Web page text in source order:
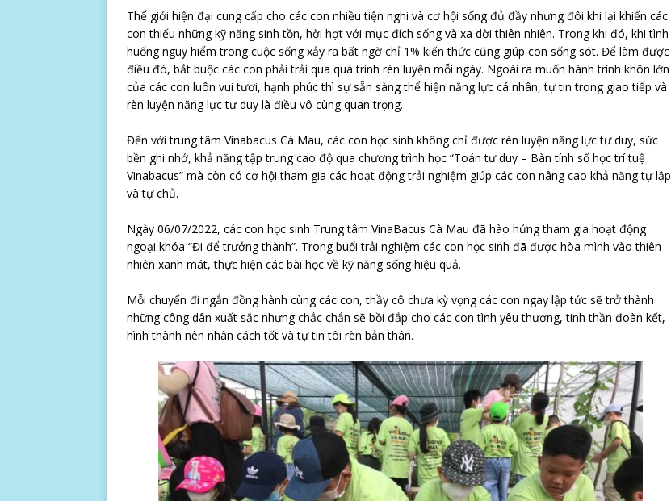
Thế giới hiện đại cung cấp cho các con nhiều tiện nghi và cơ hội sống đủ đầy nhưng đôi khi lại khiến các
con thiếu những kỹ năng sinh tồn, hời hợt với mục đích sống và xa dời thiên nhiên. Trong khi đó, khi tình
huống nguy hiểm trong cuộc sống xảy ra bất ngờ chỉ 1% kiến thức cũng giúp con sống sót. Để làm được
điều đó, bắt buộc các con phải trải qua quá trình rèn luyện mỗi ngày. Ngoài ra muốn hành trình khôn lớn
của các con luôn vui tươi, hạnh phúc thì sự sẵn sàng thể hiện năng lực cá nhân, tự tin trong giao tiếp và
rèn luyện năng lực tư duy là điều vô cùng quan trọng.
Đến với trung tâm Vinabacus Cà Mau, các con học sinh không chỉ được rèn luyện năng lực tư duy, sức
bền ghi nhớ, khả năng tập trung cao độ qua chương trình học “Toán tư duy – Bàn tính số học trí tuệ
Vinabacus” mà còn có cơ hội tham gia các hoạt động trải nghiệm giúp các con nâng cao khả năng tự lập
và tự chủ.
Ngày 06/07/2022, các con học sinh Trung tâm VinaBacus Cà Mau đã hào hứng tham gia hoạt động
ngoại khóa “Đi để trưởng thành”. Trong buổi trải nghiệm các con học sinh đã được hòa mình vào thiên
nhiên xanh mát, thực hiện các bài học về kỹ năng sống hiệu quả.
Mỗi chuyến đi ngắn đồng hành cùng các con, thầy cô chưa kỳ vọng các con ngay lập tức sẽ trở thành
những công dân xuất sắc nhưng chắc chắn sẽ bồi đắp cho các con tình yêu thương, tinh thần đoàn kết,
hình thành nên nhân cách tốt và tự tin tôi rèn bản thân.